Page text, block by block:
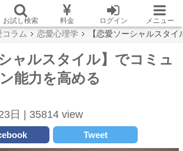
お試し検索 料金 ログイン メニュー
コラム 恋愛心理学 【恋愛ソーシャルスタ
ャルスタイル】でコミュ
能力を高める
日 | 35814 view
Tweet